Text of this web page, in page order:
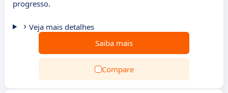
progresso.
Veja mais detalhes
Saiba mais
Compare